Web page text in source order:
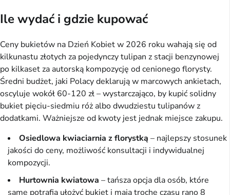
Ile wydać i gdzie kupować
Ceny bukietów na Dzień Kobiet w 2026 roku wahają się od
kilkunastu złotych za pojedynczy tulipan z stacji benzynowej
po kilkaset za autorską kompozycję od cenionego florysty.
Średni budżet, jaki Polacy deklarują w marcowych ankietach,
oscyluje wokół 60-120 zł – wystarczająco, by kupić solidny
bukiet pięciu-siedmiu róż albo dwudziestu tulipanów z
dodatkami. Ważniejsze od kwoty jest jednak miejsce zakupu.
Osiedlowa kwiaciarnia z florystką – najlepszy stosunek
jakości do ceny, możliwość konsultacji i indywidualnej
kompozycji.
Hurtownia kwiatowa – tańsza opcja dla osób, które
same potrafią ułożyć bukiet i mają trochę czasu rano 8